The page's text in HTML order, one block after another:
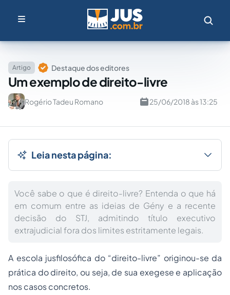
Artigo Destaque dos editores
Um exemplo de direito-livre
Rogério Tadeu Romano 25/06/2018 às 13:25
Leia nesta página:
Você sabe o que é direito-livre? Entenda o que há
em comum entre as ideias de Gény e a recente
decisão do STJ, admitindo título executivo
extrajudicial fora dos limites estritamente legais.
A escola jusfilosófica do “direito-livre” originou-se da
prática do direito, ou seja, de sua exegese e aplicação
nos casos concretos.